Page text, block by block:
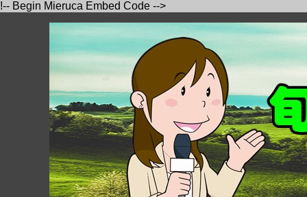
!-- Begin Mieruca Embed Code -->